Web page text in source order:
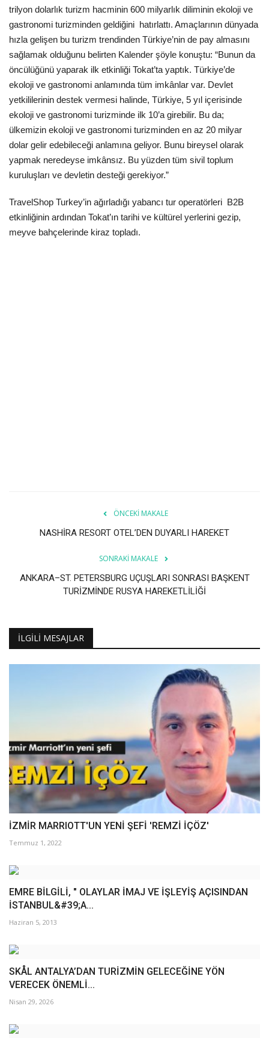
trilyon dolarlık turizm hacminin 600 milyarlık diliminin ekoloji ve
gastronomi turizminden geldiğini hatırlattı. Amaçlarının dünyada
hızla gelişen bu turizm trendinden Türkiye’nin de pay almasını
sağlamak olduğunu belirten Kalender şöyle konuştu: “Bunun da
öncülüğünü yaparak ilk etkinliği Tokat’ta yaptık. Türkiye’de
ekoloji ve gastronomi anlamında tüm imkânlar var. Devlet
yetkililerinin destek vermesi halinde, Türkiye, 5 yıl içerisinde
ekoloji ve gastronomi turizminde ilk 10’a girebilir. Bu da;
ülkemizin ekoloji ve gastronomi turizminden en az 20 milyar
dolar gelir edebileceği anlamına geliyor. Bunu bireysel olarak
yapmak neredeyse imkânsız. Bu yüzden tüm sivil toplum
kuruluşları ve devletin desteği gerekiyor.”
TravelShop Turkey’in ağırladığı yabancı tur operatörleri B2B
etkinliğinin ardından Tokat’ın tarihi ve kültürel yerlerini gezip,
meyve bahçelerinde kiraz topladı.
ÖNCEKI MAKALE
NASHİRA RESORT OTEL’DEN DUYARLI HAREKET
SONRAKI MAKALE
ANKARA–ST. PETERSBURG UÇUŞLARI SONRASI BAŞKENT
TURİZMİNDE RUSYA HAREKETLİLİĞİ
İLGILI MESAJLAR
İZMİR MARRIOTT'UN YENİ ŞEFİ 'REMZİ İÇÖZ'
Temmuz 1, 2022
EMRE BİLGİLİ, " OLAYLAR İMAJ VE İŞLEYİŞ AÇISINDAN
İSTANBUL&#39;A...
Haziran 5, 2013
SKÅL ANTALYA’DAN TURİZMİN GELECEĞİNE YÖN
VERECEK ÖNEMLİ...
Nisan 29, 2026